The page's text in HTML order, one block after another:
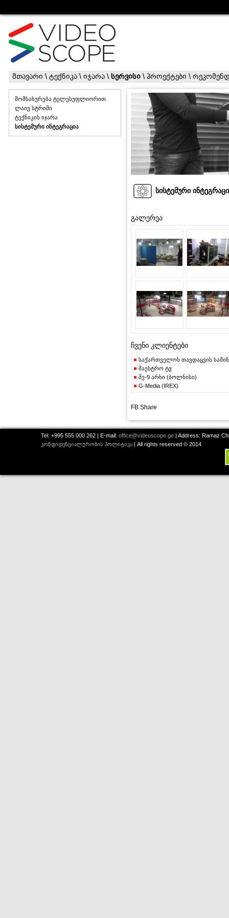
მთავარი \ ტექნიკა \ იჯარა \ სერვისი \ პროექტები \
მომსახურება ტელესუფლიორით
ლაივ სტრიმი
ტექნიკის იჯარა
სისტემური ინტეგრაცია
სისტემური
გალერეა
ჩვენი კლიენტები
საქართველოს თავდაცვის
მაესტრო ტვ
მე-9 არხი (ბოლნისი)
G-Media (IREX)
FB Share
Tel: +995 555 000 262 | E-mail: office@videoscope.ge | Address: Ramaz
კონფიდენციალურობის პოლიტიკა | All rights reserved © 2014